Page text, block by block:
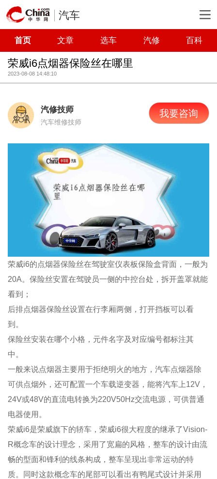
汽车
首页 文章 选车 汽修 百科
荣威i6点烟器保险丝在哪里
2023-08-08 14:48:10
汽修技师
汽车维修技师
我要咨询
荣威i6的点烟器保险丝在驾驶室仪表板保险盒背面，一般为
20A。保险丝安置在驾驶员一侧的中控台处，拆开盖罩就能
看到；
后排点烟器保险丝设置在行李厢两侧，打开挡板可以看
到。
保险丝安装在哪个小格，元件名字及对应编号都标注其
中。
一般来说点烟器主要用于拒绝明火的地方，汽车点烟器除
可供点烟外，还可配置一个车载逆变器，能将汽车上12V，
24V或48V的直流电转换为220V50Hz交流电源，可供普通
电器使用。
荣威i6是荣威旗下的轿车，荣威i6很大程度的继承了Vision-
R概念车的设计理念，采用了宽扁的风格，整车的设计由流
畅的型面和锋利的线条构成，整车呈现出非常运动的特
质。同时这款概念车的尾部可以看出有鸭尾式设计并采用